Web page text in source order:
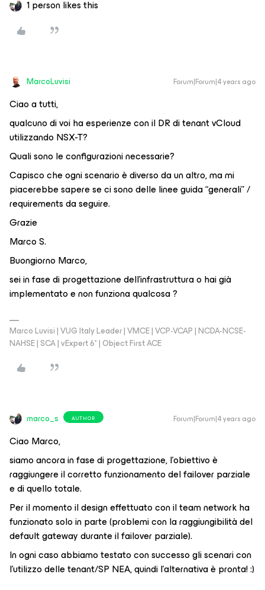
1 person likes this
MarcoLuvisi Forum|Forum|4 years ago
Ciao a tutti,
qualcuno di voi ha esperienze con il DR di tenant vCloud
utilizzando NSX-T?
Quali sono le configurazioni necessarie?
Capisco che ogni scenario è diverso da un altro, ma mi
piacerebbe sapere se ci sono delle linee guida “generali” /
requirements da seguire.
Grazie
Marco S.
Buongiorno Marco,
sei in fase di progettazione dell’infrastruttura o hai già
implementato e non funziona qualcosa ?
Marco Luvisi | VUG Italy Leader | VMCE | VCP-VCAP | NCDA-NCSE-
NAHSE | SCA | vExpert 6* | Object First ACE
marco_s AUTHOR Forum|Forum|4 years ago
Ciao Marco,
siamo ancora in fase di progettazione, l’obiettivo è
raggiungere il corretto funzionamento del failover parziale
e di quello totale.
Per il momento il design effettuato con il team network ha
funzionato solo in parte (problemi con la raggiungibilità del
default gateway durante il failover parziale).
In ogni caso abbiamo testato con successo gli scenari con
l’utilizzo delle tenant/SP NEA, quindi l’alternativa è pronta! :)